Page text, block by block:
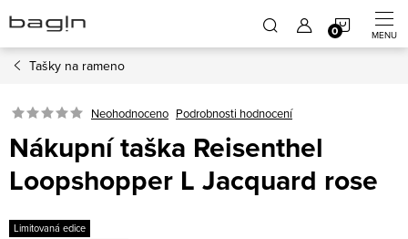
na
obsah
Tašky na rameno
Neohodnoceno Podrobnosti hodnocení
Nákupní taška Reisenthel
Loopshopper L Jacquard rose
Limitovaná edice